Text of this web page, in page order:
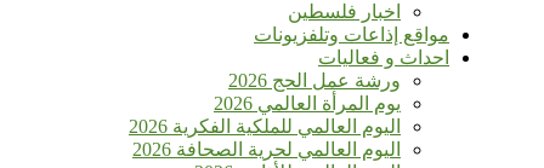
اخبار فلسطين
مواقع إذاعات وتلفزيونات
احداث و فعاليات
ورشة عمل الحج 2026
يوم المرأة العالمي 2026
اليوم العالمي للملكية الفكرية 2026
اليوم العالمي لحرية الصحافة 2026